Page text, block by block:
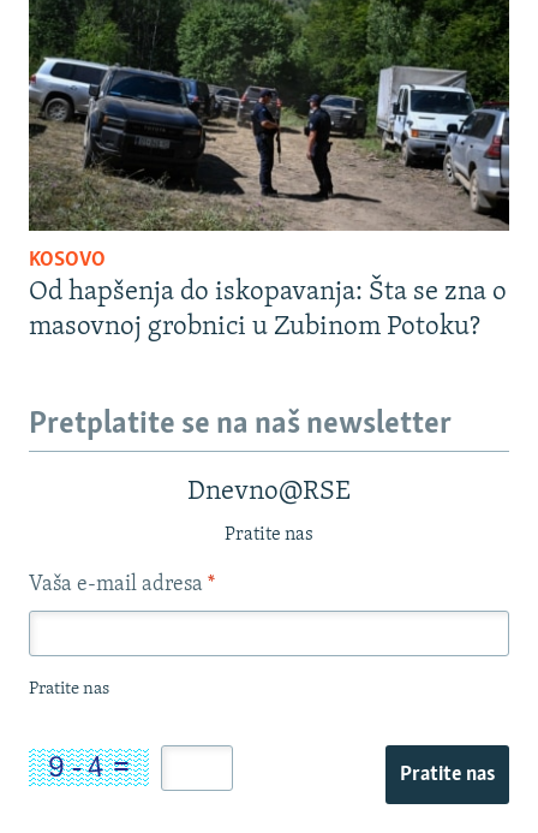
KOSOVO
Od hapšenja do iskopavanja: Šta se zna o
masovnoj grobnici u Zubinom Potoku?
Pretplatite se na naš newsletter
Dnevno@RSE
Pratite nas
Vaša e-mail adresa *
Pratite nas
Pratite nas